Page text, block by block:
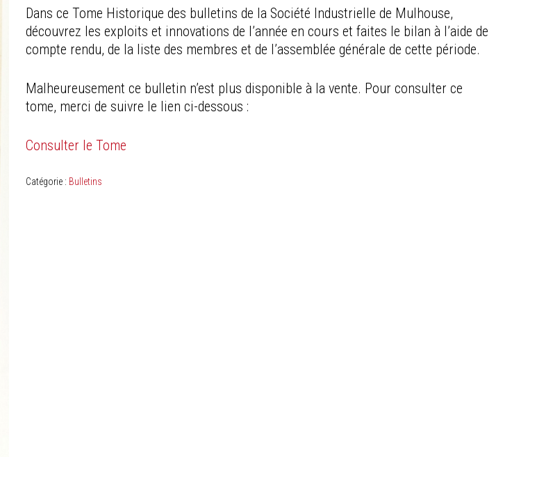
Dans ce Tome Historique des bulletins de la Société Industrielle de Mulhouse,
découvrez les exploits et innovations de l’année en cours et faites le bilan à l’aide de
compte rendu, de la liste des membres et de l’assemblée générale de cette période.
Malheureusement ce bulletin n’est plus disponible à la vente. Pour consulter ce
tome, merci de suivre le lien ci-dessous :
Consulter le Tome
Catégorie : Bulletins